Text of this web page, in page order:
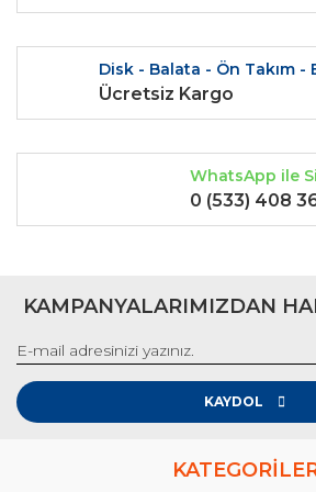
Disk - Balata - Ön Takım -
Ücretsiz Kargo
WhatsApp ile
0 (533) 408
KAMPANYALARIMIZDAN
KAYDOL